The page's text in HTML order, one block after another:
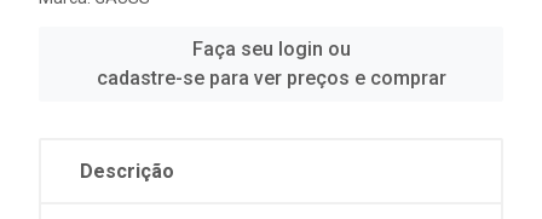
Faça seu login ou
cadastre-se para ver preços e comprar
Descrição